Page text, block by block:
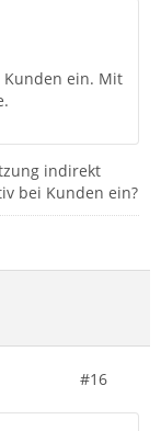
ein. Mit
indirekt
bei Kunden ein?
#16